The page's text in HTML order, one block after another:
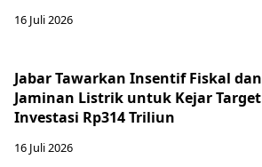
16 Juli 2026
Jabar Tawarkan Insentif Fiskal dan
Jaminan Listrik untuk Kejar Target
Investasi Rp314 Triliun
16 Juli 2026